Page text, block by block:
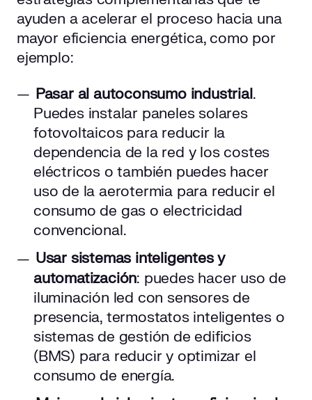
ayuden a acelerar el proceso hacia una
mayor eficiencia energética, como por
ejemplo:
Pasar al autoconsumo industrial.
Puedes instalar paneles solares
fotovoltaicos para reducir la
dependencia de la red y los costes
eléctricos o también puedes hacer
uso de la aerotermia para reducir el
consumo de gas o electricidad
convencional.
Usar sistemas inteligentes y
automatización: puedes hacer uso de
iluminación led con sensores de
presencia, termostatos inteligentes o
sistemas de gestión de edificios
(BMS) para reducir y optimizar el
consumo de energía.